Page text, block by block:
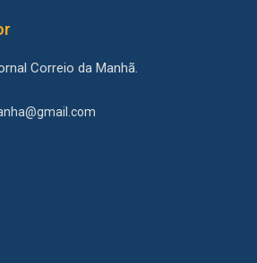
Correio da Manhã.